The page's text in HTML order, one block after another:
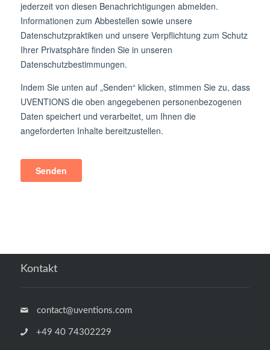
Kontakt
contact@uventions.com
+49 40 74302229